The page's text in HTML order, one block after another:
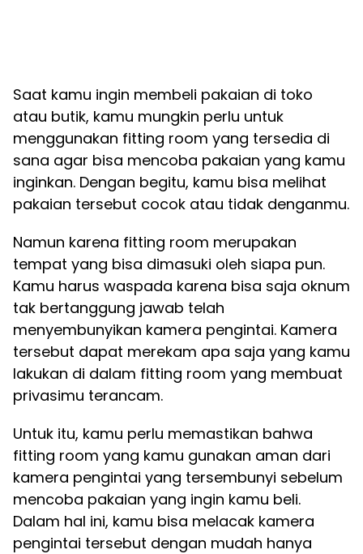
Saat kamu ingin membeli pakaian di toko
atau butik, kamu mungkin perlu untuk
menggunakan fitting room yang tersedia di
sana agar bisa mencoba pakaian yang kamu
inginkan. Dengan begitu, kamu bisa melihat
pakaian tersebut cocok atau tidak denganmu.
Namun karena fitting room merupakan
tempat yang bisa dimasuki oleh siapa pun.
Kamu harus waspada karena bisa saja oknum
tak bertanggung jawab telah
menyembunyikan kamera pengintai. Kamera
tersebut dapat merekam apa saja yang kamu
lakukan di dalam fitting room yang membuat
privasimu terancam.
Untuk itu, kamu perlu memastikan bahwa
fitting room yang kamu gunakan aman dari
kamera pengintai yang tersembunyi sebelum
mencoba pakaian yang ingin kamu beli.
Dalam hal ini, kamu bisa melacak kamera
pengintai tersebut dengan mudah hanya